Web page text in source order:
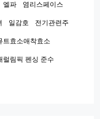
엘파 염리스페이스
일감호 전기관련주
트효소애착효소
럴림픽 펜싱 준수